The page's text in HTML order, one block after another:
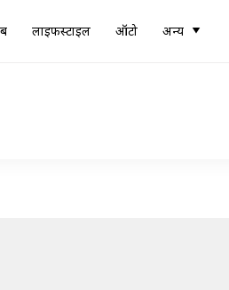
लाइफस्टाइल ऑटो अन्य